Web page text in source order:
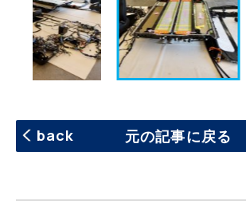
back 元の記事に戻る